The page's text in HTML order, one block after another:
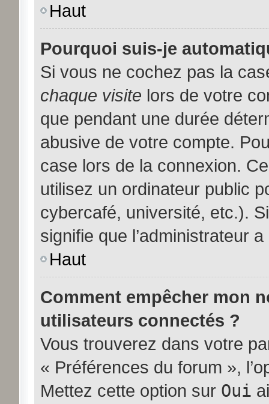
Haut
Pourquoi suis-je
Si vous ne cochez pas la
chaque visite lors de votre
que pendant une durée
abusive de votre compte.
case lors de la connexion.
utilisez un ordinateur public
cybercafé, université, etc.).
signifie que l’administrateur
Haut
Comment empêcher mon
utilisateurs connectés ?
Vous trouverez dans votre
« Préférences du forum »,
Mettez cette option sur Oui